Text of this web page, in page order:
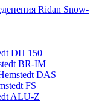
Ridan Snow-
DH 150
BR-IM
DAS
FS
ALU-Z